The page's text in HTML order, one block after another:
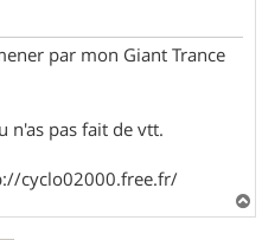
par mon Giant Trance
n'as pas fait de vtt.
cyclo02000.free.fr/
a